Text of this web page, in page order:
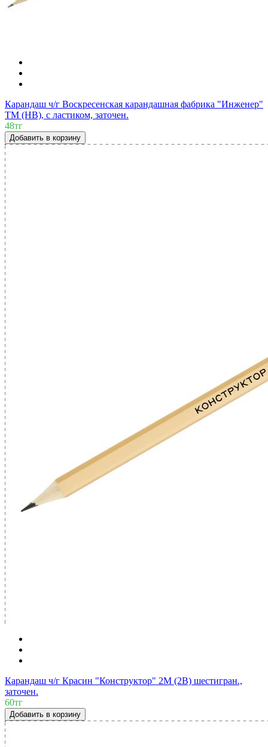
Карандаш ч/г Воскресенская карандашная фабрика "Инженер"
ТМ (HB), с ластиком, заточен.
48тг
Добавить в корзину
Карандаш ч/г Красин "Конструктор" 2М (2B) шестигран.,
заточен.
60тг
Добавить в корзину